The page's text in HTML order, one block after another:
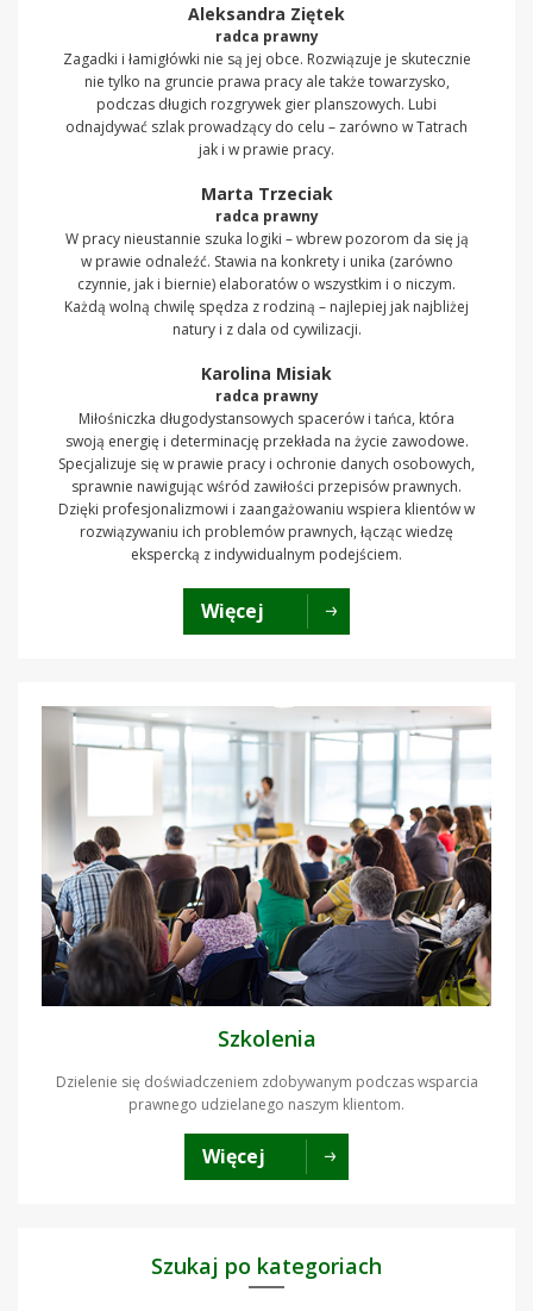
Aleksandra Ziętek
radca prawny
Zagadki i łamigłówki nie są jej obce. Rozwiązuje je skutecznie
nie tylko na gruncie prawa pracy ale także towarzysko,
podczas długich rozgrywek gier planszowych. Lubi
odnajdywać szlak prowadzący do celu – zarówno w Tatrach
jak i w prawie pracy.
Marta Trzeciak
radca prawny
W pracy nieustannie szuka logiki – wbrew pozorom da się ją
w prawie odnaleźć. Stawia na konkrety i unika (zarówno
czynnie, jak i biernie) elaboratów o wszystkim i o niczym.
Każdą wolną chwilę spędza z rodziną – najlepiej jak najbliżej
natury i z dala od cywilizacji.
Karolina Misiak
radca prawny
Miłośniczka długodystansowych spacerów i tańca, która
swoją energię i determinację przekłada na życie zawodowe.
Specjalizuje się w prawie pracy i ochronie danych osobowych,
sprawnie nawigując wśród zawiłości przepisów prawnych.
Dzięki profesjonalizmowi i zaangażowaniu wspiera klientów w
rozwiązywaniu ich problemów prawnych, łącząc wiedzę
ekspercką z indywidualnym podejściem.
Więcej
Szkolenia
Dzielenie się doświadczeniem zdobywanym podczas wsparcia
prawnego udzielanego naszym klientom.
Więcej
Szukaj po kategoriach